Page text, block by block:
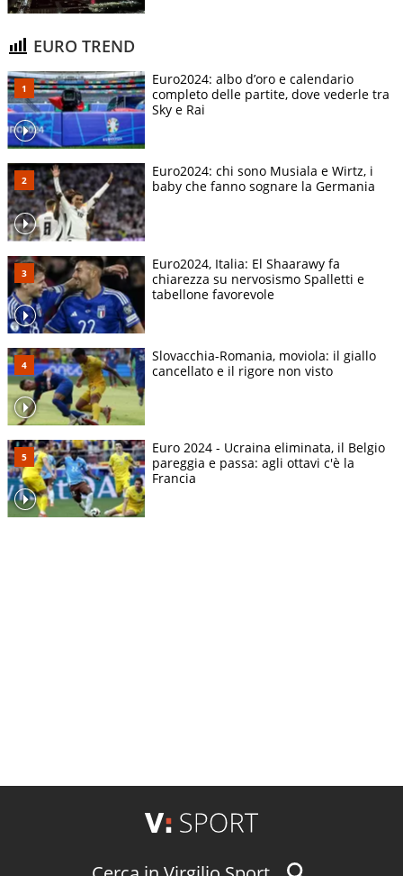
EURO TREND
Euro2024: albo d’oro e calendario
completo delle partite, dove vederle tra
Sky e Rai
Euro2024: chi sono Musiala e Wirtz, i
baby che fanno sognare la Germania
Euro2024, Italia: El Shaarawy fa
chiarezza su nervosismo Spalletti e
tabellone favorevole
Slovacchia-Romania, moviola: il giallo
cancellato e il rigore non visto
Euro 2024 - Ucraina eliminata, il Belgio
pareggia e passa: agli ottavi c'è la
Francia